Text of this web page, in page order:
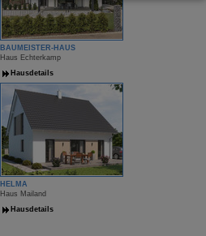
BAUMEISTER-HAUS
Haus Echterkamp
Hausdetails
HELMA
Haus Mailand
Hausdetails